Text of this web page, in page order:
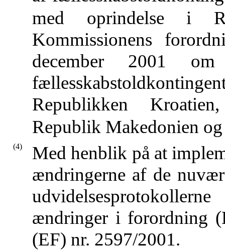
med oprindelse i
Kommissionens
december 2001
Republikken
Republik Makedonien
(4)
Med henblik på at
ændringerne af de
ændringer i forordning
(EF) nr. 2597/2001.